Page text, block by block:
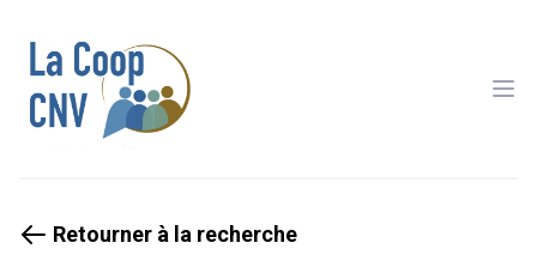
Retourner à la recherche